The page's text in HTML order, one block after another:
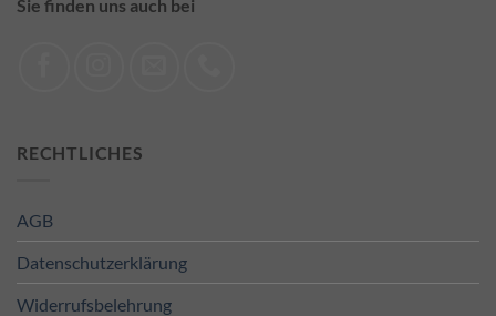
Sie finden uns auch bei
RECHTLICHES
AGB
Datenschutzerklärung
Widerrufsbelehrung